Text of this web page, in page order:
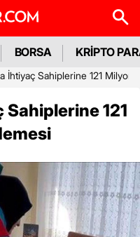
BORSA KRİPTO
İhtiyaç Sahiplerine 121 Milyon
121